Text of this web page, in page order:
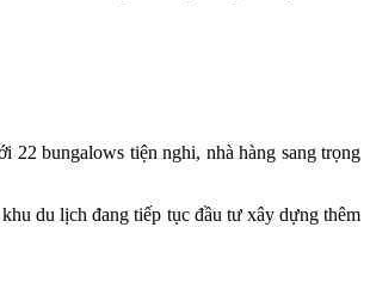
bungalows tiện nghi, nhà hàng sang trọng
du lịch đang tiếp tục đầu tư xây dựng thêm